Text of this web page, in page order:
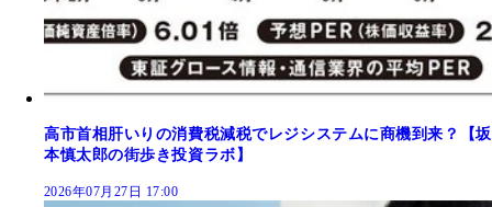
高市首相肝いりの消費税減税でレジシステムに商機到来？【坂
本慎太郎の街歩き投資ラボ】
2026年07月27日 17:00